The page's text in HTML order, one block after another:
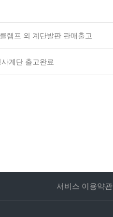
램프 외 계단발판 판매출고
계단 출고완료
서비스 이용약관